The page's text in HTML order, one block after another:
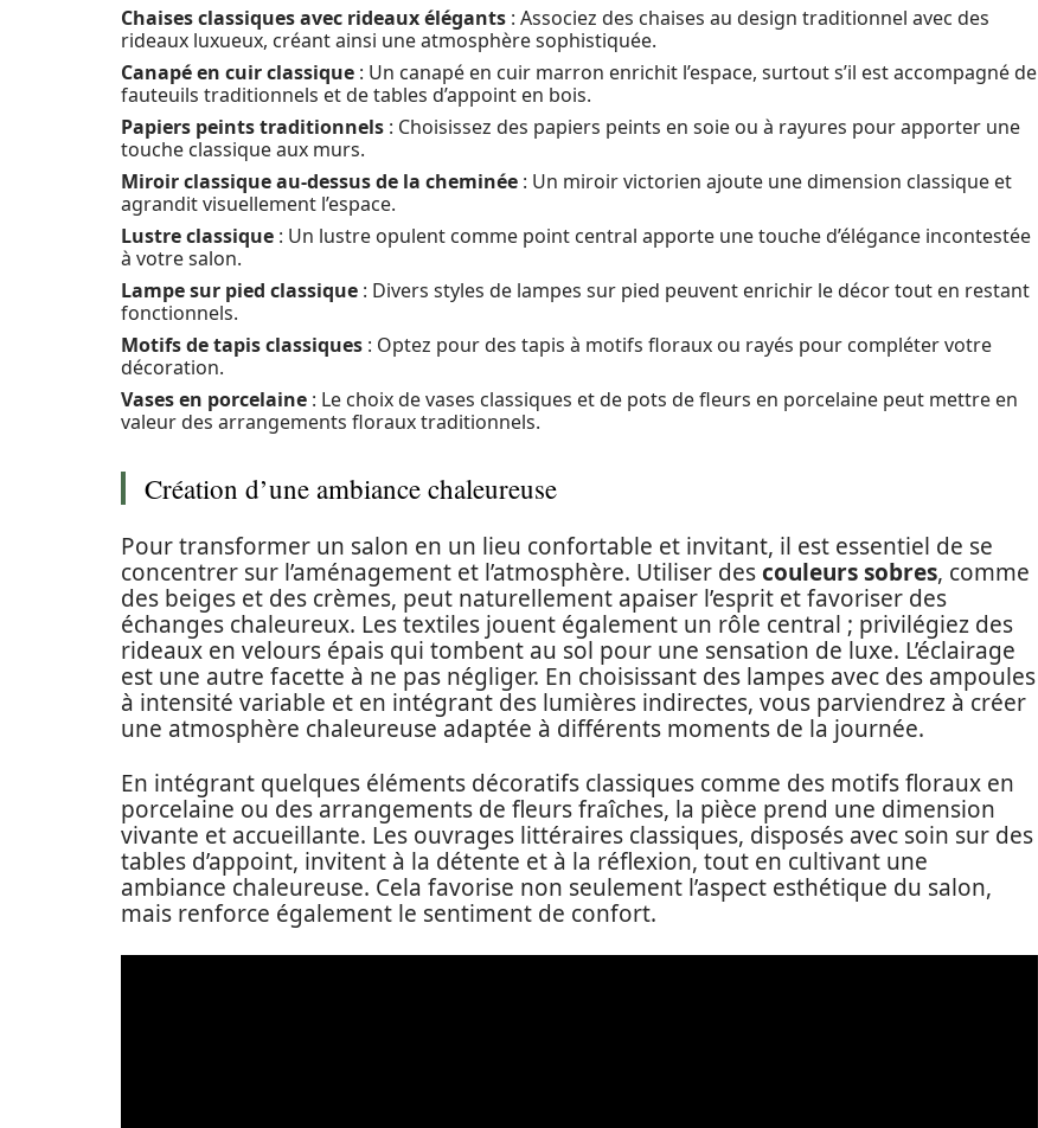
Chaises classiques avec rideaux élégants : Associez des chaises au design traditionnel avec des
rideaux luxueux, créant ainsi une atmosphère sophistiquée.
Canapé en cuir classique : Un canapé en cuir marron enrichit l’espace, surtout s’il est accompagné de
fauteuils traditionnels et de tables d’appoint en bois.
Papiers peints traditionnels : Choisissez des papiers peints en soie ou à rayures pour apporter une
touche classique aux murs.
Miroir classique au-dessus de la cheminée : Un miroir victorien ajoute une dimension classique et
agrandit visuellement l’espace.
Lustre classique : Un lustre opulent comme point central apporte une touche d’élégance incontestée
à votre salon.
Lampe sur pied classique : Divers styles de lampes sur pied peuvent enrichir le décor tout en restant
fonctionnels.
Motifs de tapis classiques : Optez pour des tapis à motifs floraux ou rayés pour compléter votre
décoration.
Vases en porcelaine : Le choix de vases classiques et de pots de fleurs en porcelaine peut mettre en
valeur des arrangements floraux traditionnels.
Création d’une ambiance chaleureuse
Pour transformer un salon en un lieu confortable et invitant, il est essentiel de se
concentrer sur l’aménagement et l’atmosphère. Utiliser descouleurs sobres, comme
des beiges et des crèmes, peut naturellement apaiser l’esprit et favoriser des
échanges chaleureux. Les textiles jouent également un rôle central ; privilégiez des
rideaux en velours épais qui tombent au sol pour une sensation de luxe. L’éclairage
est une autre facette à ne pas négliger. En choisissant des lampes avec des ampoules
à intensité variable et en intégrant des lumières indirectes, vous parviendrez à créer
une atmosphère chaleureuse adaptée à différents moments de la journée.
En intégrant quelques éléments décoratifs classiques comme des motifs floraux en
porcelaine ou des arrangements de fleurs fraîches, la pièce prend une dimension
vivante et accueillante. Les ouvrages littéraires classiques, disposés avec soin sur des
tables d’appoint, invitent à la détente et à la réflexion, tout en cultivant une
ambiance chaleureuse. Cela favorise non seulement l’aspect esthétique du salon,
mais renforce également le sentiment de confort.